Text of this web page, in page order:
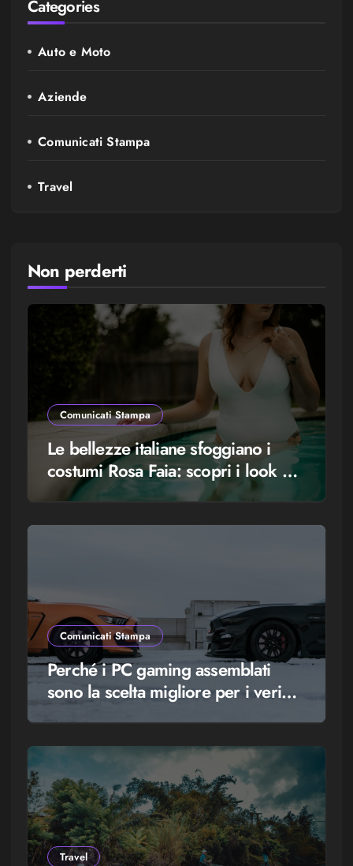
Categories
Auto e Moto
Aziende
Comunicati Stampa
Travel
Non perderti
Comunicati Stampa
Le bellezze italiane sfoggiano i
costumi Rosa Faia: scopri i look più
glamour!
Comunicati Stampa
Perché i PC gaming assemblati
sono la scelta migliore per i veri
Travel